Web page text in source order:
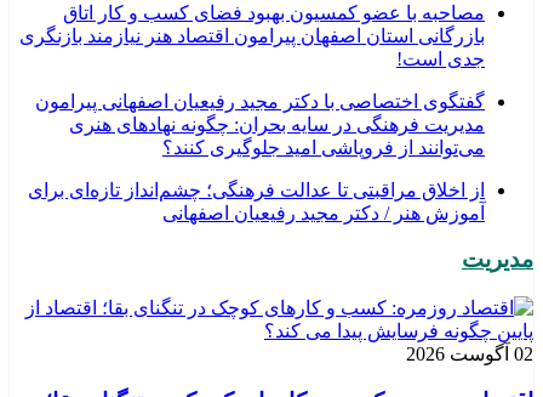
مصاحبه با عضو کمسیون بهبود فضای کسب و کار اتاق
بازرگانی استان اصفهان پیرامون اقتصاد هنر نیازمند بازنگری
جدی است!
گفتگوی اختصاصی با دکتر مجید رفیعیان اصفهانی پیرامون
مدیریت فرهنگی در سایه بحران: چگونه نهادهای هنری
می‌توانند از فروپاشی امید جلوگیری کنند؟
از اخلاق مراقبتی تا عدالت فرهنگی؛ چشم‌انداز تازه‌ای برای
آموزش هنر / دکتر مجید رفیعیان اصفهانی
مدیریت
02 آگوست 2026